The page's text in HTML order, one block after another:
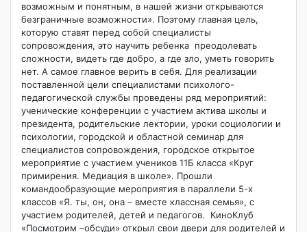
возможным и понятным, в нашей жизни открываются
безграничные возможности». Поэтому главная цель,
которую ставят перед собой специалисты
сопровождения, это научить ребенка преодолевать
сложности, видеть где добро, а где зло, уметь говорить
нет. А самое главное верить в себя. Для реализации
поставленной цели специалистами психолого-
педагогической службы проведены ряд мероприятий:
ученические конференции с участием актива школы и
президента, родительские лектории, уроки социологии и
психологии, городской и областной семинар для
специалистов сопровождения, городское открытое
мероприятие с участием учеников 11Б класса «Круг
примирения. Медиация в школе». Прошли
командообразующие мероприятия в параллели 5-х
классов «Я. ты, он, она – вместе классная семья», с
участием родителей, детей и педагогов. КиноКлуб
«Посмотрим –обсуди» открыл свои двери для родителей и